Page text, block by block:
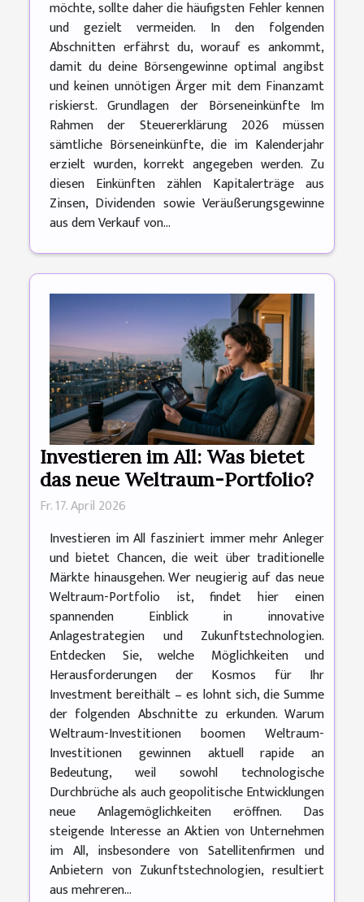
möchte, sollte daher die häufigsten Fehler kennen
und gezielt vermeiden. In den folgenden
Abschnitten erfährst du, worauf es ankommt,
damit du deine Börsengewinne optimal angibst
und keinen unnötigen Ärger mit dem Finanzamt
riskierst. Grundlagen der Börseneinkünfte Im
Rahmen der Steuererklärung 2026 müssen
sämtliche Börseneinkünfte, die im Kalenderjahr
erzielt wurden, korrekt angegeben werden. Zu
diesen Einkünften zählen Kapitalerträge aus
Zinsen, Dividenden sowie Veräußerungsgewinne
aus dem Verkauf von...
Investieren im All: Was bietet
das neue Weltraum-Portfolio?
Fr. 17. April 2026
Investieren im All fasziniert immer mehr Anleger
und bietet Chancen, die weit über traditionelle
Märkte hinausgehen. Wer neugierig auf das neue
Weltraum-Portfolio ist, findet hier einen
spannenden Einblick in innovative
Anlagestrategien und Zukunftstechnologien.
Entdecken Sie, welche Möglichkeiten und
Herausforderungen der Kosmos für Ihr
Investment bereithält – es lohnt sich, die Summe
der folgenden Abschnitte zu erkunden. Warum
Weltraum-Investitionen boomen Weltraum-
Investitionen gewinnen aktuell rapide an
Bedeutung, weil sowohl technologische
Durchbrüche als auch geopolitische Entwicklungen
neue Anlagemöglichkeiten eröffnen. Das
steigende Interesse an Aktien von Unternehmen
im All, insbesondere von Satellitenfirmen und
Anbietern von Zukunftstechnologien, resultiert
aus mehreren...